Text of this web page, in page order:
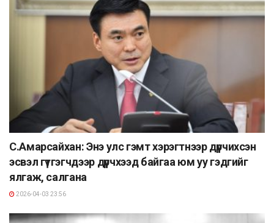
С.Амарсайхан: Энэ улс гэмт хэрэгтнээр дүүрчихсэн
эсвэл гүтгэгчдээр дүүрчхээд байгаа юм уу гэдгийг
ялгаж, салгана
2026-04-03 23:56